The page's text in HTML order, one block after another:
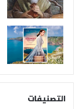
التصنيفات